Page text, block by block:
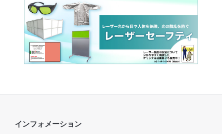
インフォメーション